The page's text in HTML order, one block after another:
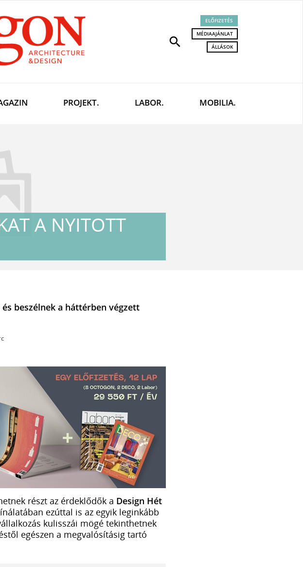
search
ELŐFIZETÉS
MÉDIAAJÁNLAT
ÁLLÁSOK
PROJEKT. LABOR. MOBILIA.
A NYITOTT
beszélnek a háttérben végzett
részt az érdeklődők a Design Hét
ezúttal is az egyik leginkább
kulisszái mögé tekinthetnek
egészen a megvalósításig tartó